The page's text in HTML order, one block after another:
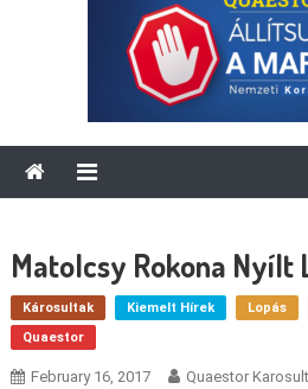
Matolcsy Rokona Nyílt
Károsultak Kiemelt Hírek Lopás
Quaestor
February 16, 2017 Quaestor